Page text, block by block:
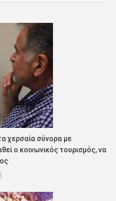
χερσαία σύνορα με
ο κοινωνικός τουρισμός, να